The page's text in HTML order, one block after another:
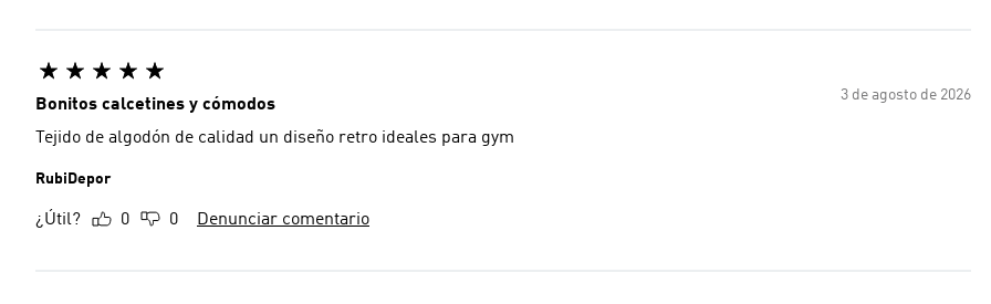
3 de agosto de 2026
Bonitos calcetines y cómodos
Tejido de algodón de calidad un diseño retro ideales para gym
RubiDepor
¿Útil? 0 0 Denunciar comentario